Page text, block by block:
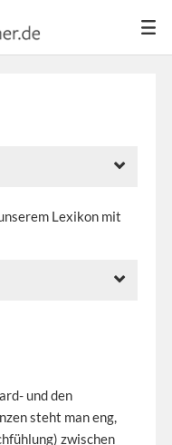
Lexikon mit
und den
steht man eng,
zwischen